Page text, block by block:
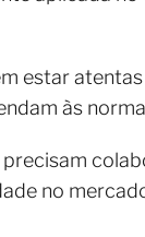
estar
às
no